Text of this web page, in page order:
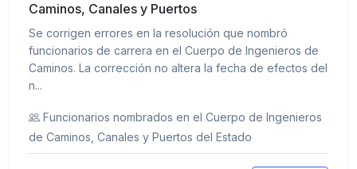
Caminos, Canales y Puertos
Se corrigen errores en la resolución que nombró
funcionarios de carrera en el Cuerpo de Ingenieros de
Caminos. La corrección no altera la fecha de efectos del
n...
Funcionarios nombrados en el Cuerpo de Ingenieros
de Caminos, Canales y Puertos del Estado